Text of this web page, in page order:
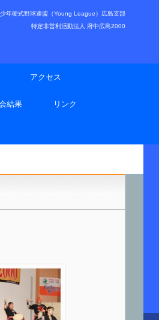
硬式野球連盟（Young League）広島支部
特定非営利活動法人 府中広島2000
アクセス
結果 リンク